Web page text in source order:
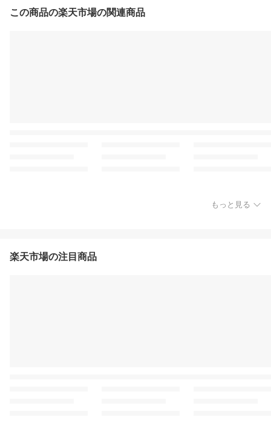
この商品の楽天市場の関連商品
もっと見る
楽天市場の注目商品